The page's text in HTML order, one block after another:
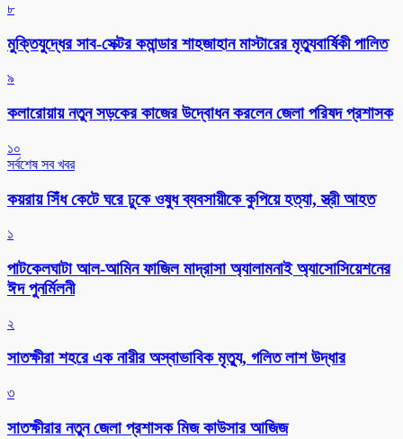
৮
মুক্তিযুদ্ধের সাব-সেক্টর কমান্ডার শাহজাহান মাস্টারের মৃত্যুবার্ষিকী পালিত
৯
কলারোয়ায় নতুন সড়কের কাজের উদ্বোধন করলেন জেলা পরিষদ প্রশাসক
১০
সর্বশেষ সব খবর
কয়রায় সিঁধ কেটে ঘরে ঢুকে ওষুধ ব্যবসায়ীকে কুপিয়ে হত্যা, স্ত্রী আহত
১
পাটকেলঘাটা আল-আমিন ফাজিল মাদ্রাসা অ্যালামনাই অ্যাসোসিয়েশনের
ঈদ পুনর্মিলনী
২
সাতক্ষীরা শহরে এক নারীর অস্বাভাবিক মৃত্যু, গলিত লাশ উদ্ধার
৩
সাতক্ষীরার নতুন জেলা প্রশাসক মিজ কাউসার আজিজ